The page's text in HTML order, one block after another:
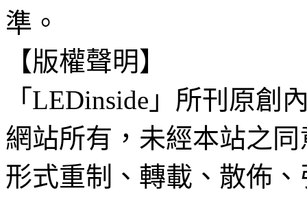
準。
【版權聲明】
「LEDinside」所刊原創
網站所有，未經本站之
形式重制、轉載、散佈